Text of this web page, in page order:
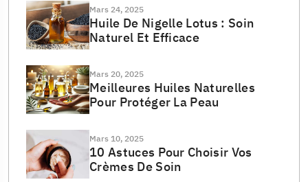
Mars 24, 2025
Huile De Nigelle Lotus : Soin
Naturel Et Efficace
Mars 20, 2025
Meilleures Huiles Naturelles
Pour Protéger La Peau
Mars 10, 2025
10 Astuces Pour Choisir Vos
Crèmes De Soin